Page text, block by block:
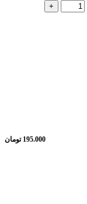
195.000 تومان